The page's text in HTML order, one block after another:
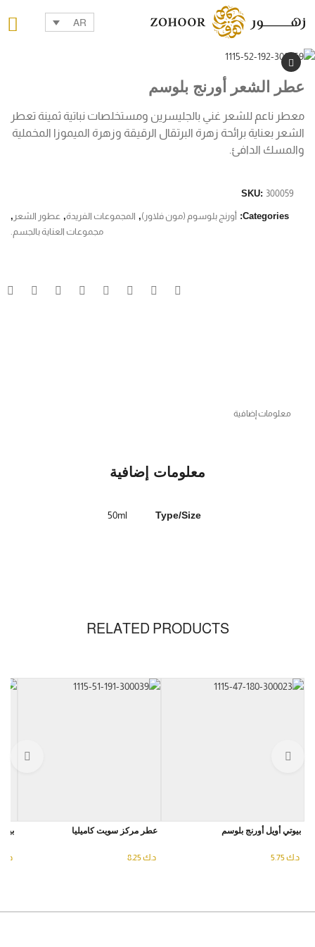
AR
عطر الشعر أورنج بلوسم
معطر ناعم للشعر غني بالجليسرين ومستخلصات نباتية ثمينة تعطر
الشعر بعناية برائحة زهرة البرتقال الرقيقة وزهرة الميموزا المخملية
والمسك الدافئ.
SKU: 300059
Categories: أورنج بلوسوم (مون فلاور), المجموعات الفريدة, عطور الشعر ,
مجموعات العناية بالجسم.
معلومات إضافية
معلومات إضافية
Type/Size
50ml
RELATED PRODUCTS
بيوتي أويل أورنج بلوسم
د.ك
عطر مركز سويت كاميليا
د.ك د.ك